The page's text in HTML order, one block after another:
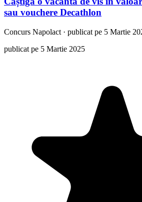
sau vouchere Decathlon
Concurs Napolact · publicat pe 5 Martie
publicat pe 5 Martie 2025